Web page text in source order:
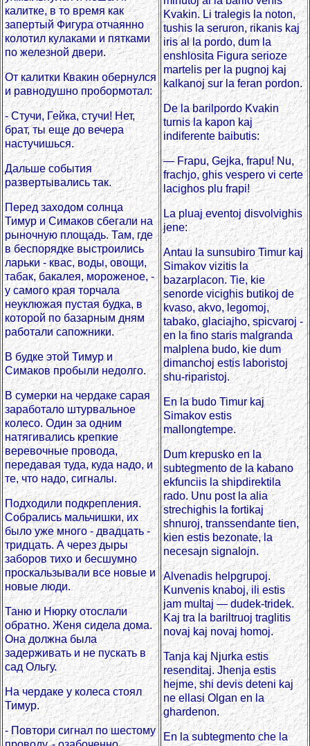
калитке, в то время как
запертый Фигура отчаянно
колотил кулаками и пятками
по железной двери.
От калитки Квакин обернулся
и равнодушно пробормотал:
- Стучи, Гейка, стучи! Нет,
брат, ты еще до вечера
настучишься.
Дальше события
развертывались так.
Перед заходом солнца
Тимур и Симаков сбегали на
рыночную площадь. Там, где
в беспорядке выстроились
ларьки - квас, воды, овощи,
табак, бакалея, мороженое, -
у самого края торчала
неуклюжая пустая будка, в
которой по базарным дням
работали сапожники.
В будке этой Тимур и
Симаков пробыли недолго.
В сумерки на чердаке сарая
заработало штурвальное
колесо. Один за одним
натягивались крепкие
веревочные провода,
передавая туда, куда надо, и
те, что надо, сигналы.
Подходили подкрепления.
Собрались мальчишки, их
было уже много - двадцать -
тридцать. А через дыры
заборов тихо и бесшумно
проскальзывали все новые и
новые люди.
Таню и Нюрку отослали
обратно. Женя сидела дома.
Она должна была
задерживать и не пускать в
сад Ольгу.
На чердаке у колеса стоял
Тимур.
- Повтори сигнал по шестому
Kvakin. Li tralegis la noton,
tushis la seruron, rikanis kaj
iris al la pordo, dum la
enshlosita Figura serioze
martelis per la pugnoj kaj
kalkanoj sur la feran pordon.
De la barilpordo Kvakin
turnis la kapon kaj
indiferente baibutis:
— Frapu, Gejka, frapu! Nu,
frachjo, ghis vespero vi certe
lacighos plu frapi!
La pluaj eventoj disvolvighis
jene:
Antau la sunsubiro Timur kaj
Simakov vizitis la
bazarplacon. Tie, kie
senorde vicighis butikoj de
kvaso, akvo, legomoj,
tabako, glaciajho, spicvaroj -
en la fino staris malgranda
malplena budo, kie dum
dimanchoj estis laboristoj
shu-riparistoj.
En la budo Timur kaj
Simakov estis
mallongtempe.
Dum krepusko en la
subtegmento de la kabano
ekfunciis la shipdirektila
rado. Unu post la alia
strechighis la fortikaj
shnuroj, transsendante tien,
kien estis bezonate, la
necesajn signalojn.
Alvenadis helpgrupoj.
Kunvenis knaboj, ili estis
jam multaj — dudek-tridek.
Kaj tra la bariltruoj traglitis
novaj kaj novaj homoj.
Tanja kaj Njurka estis
resenditaj. Jhenja estis
hejme, shi devis deteni kaj
ne ellasi Olgan en la
ghardenon.
En la subtegmento che la